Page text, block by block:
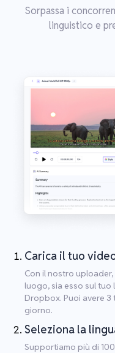
Sorpassa i
linguistico e
Carica il tuo
Con il nostro
luogo, sia esso sul tuo
Dropbox. Puoi avere
giorno.
Seleziona la
Supportiamo più di